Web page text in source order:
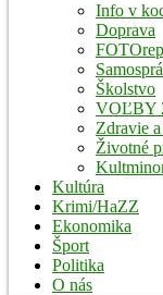
Info v
Doprava
Školstvo
VOĽBY
Zdravie
Životné
Kultúra
Krimi/HaZZ
Ekonomika
Šport
Politika
O nás